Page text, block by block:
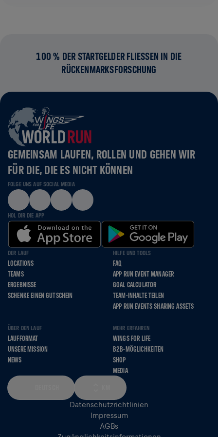
100 % DER STARTGELDER FLIESSEN IN DIE R
ÜCKENMARKSFORSCHUNG
GEMEINSAM LAUFEN, ROLLEN UND GEHEN WIR
FÜR DIE, DIE ES NICHT KÖNNEN
FOLGE UNS AUF SOCIAL MEDIA
HOL DIR DIE APP
DER LAUF
LOCATIONS
TEAMS
ERGEBNISSE
SCHENKE EINEN GUTSCHEIN
HILFE UND TOOLS
FAQ
APP RUN EVENT MANAGER
GOAL CALCULATOR
TEAM-INHALTE TEILEN
APP RUN EVENTS SHARING ASSETS
ÜBER DEN LAUF
LAUFFORMAT
UNSERE MISSION
NEWS
MEHR ERFAHREN
WINGS FOR LIFE
B2B-MÖGLICHKEITEN
SHOP
MEDIA
Datenschutzrichtlinien
Impressum
AGBs